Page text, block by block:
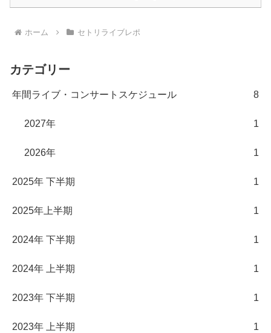
ホーム セトリライブレポ
カテゴリー
年間ライブ・コンサートスケジュール 8
2027年 1
2026年 1
2025年 下半期 1
2025年上半期 1
2024年 下半期 1
2024年 上半期 1
2023年 下半期 1
2023年 上半期 1